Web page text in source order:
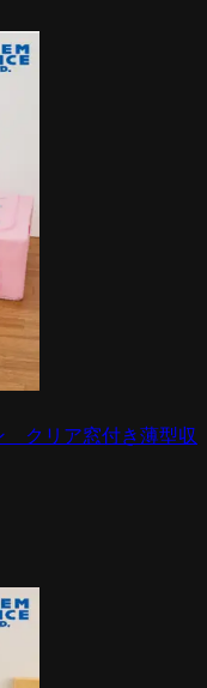
クリア窓付き薄型収